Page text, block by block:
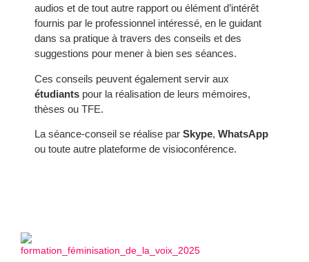
audios et de tout autre rapport ou élément d’intérêt
fournis par le professionnel intéressé, en le guidant
dans sa pratique à travers des conseils et des
suggestions pour mener à bien ses séances.
Ces conseils peuvent également servir aux
étudiants pour la réalisation de leurs mémoires,
thèses ou TFE.
La séance-conseil se réalise par Skype, WhatsApp
ou toute autre plateforme de visioconférence.